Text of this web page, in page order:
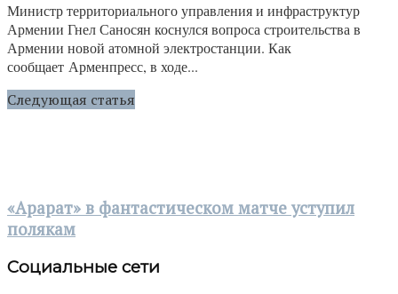
Министр территориального управления и инфраструктур
Армении Гнел Саносян коснулся вопроса строительства в
Армении новой атомной электростанции. Как
сообщает Арменпресс, в ходе...
Следующая статья
«Арарат» в фантастическом матче уступил
полякам
Социальные сети